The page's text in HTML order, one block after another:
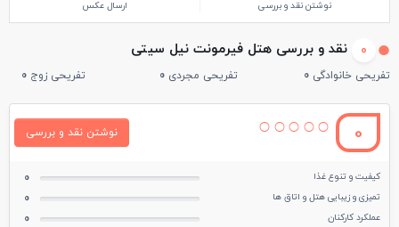
نوشتن نقد و بررسی ارسال عکس
0 نقد و بررسی هتل فیرمونت نیل سیتی
تفریحی خانوادگی 0 تفریحی مجردی 0 تفریحی زوج 0
0 نوشتن نقد و بررسی
کیفیت و تنوع غذا 0
تمیزی و زیبایی هتل و اتاق ها 0
عملکرد کارکنان 0